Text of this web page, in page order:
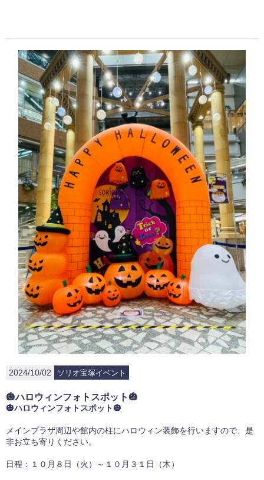
2024/10/02 ソリオ宝塚イベント
🎃ハロウィンフォトスポット🎃
🎃ハロウィンフォトスポット🎃
メインプラザ周辺や館内の柱にハロウィン装飾を行いますので、是
非お立ち寄りください。
日程：１０月８日（火）～１０月３１日（木）